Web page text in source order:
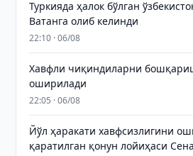
Туркияда ҳалок бўлган
Ватанга олиб келинди
22:10 · 06/08
Хавфли чиқиндиларни
оширилади
22:05 · 06/08
Йўл ҳаракати хавфсизлигини
қаратилган қонун лойиҳаси